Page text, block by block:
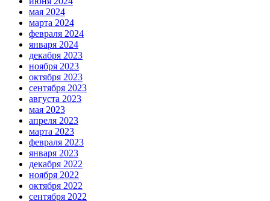
мая 2024
марта 2024
февраля 2024
января 2024
декабря 2023
ноября 2023
октября 2023
сентября 2023
августа 2023
мая 2023
апреля 2023
марта 2023
февраля 2023
января 2023
декабря 2022
ноября 2022
октября 2022
сентября 2022